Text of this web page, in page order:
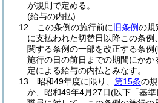
が規則で定める。
(給与の内払)
12
この条例の施行前に 旧条例の規
に支払われた切替日以降この条例
関する条例の一部を改正する条例
施行の日の前日までの期間にかか
定による給与の内払とみなす。
13
昭和49年度に限り、 第15条の
か、昭和49年4月27日(以下「基